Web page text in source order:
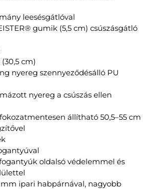
leesésgátlóval
gumik (5,5 cm) csúszásgátló
cm)
nyereg szennyeződésálló PU
nyereg a csúszás ellen
állítható 50,5–55 cm
oldalsó védelemmel és
ipari habpárnával, nagyobb